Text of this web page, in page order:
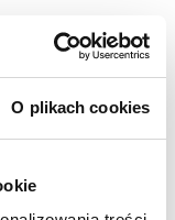
O plikach cookies